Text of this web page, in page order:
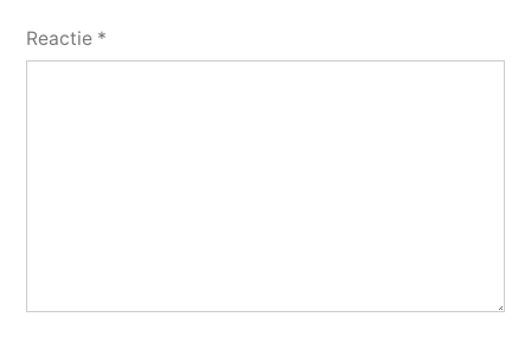
Reactie *